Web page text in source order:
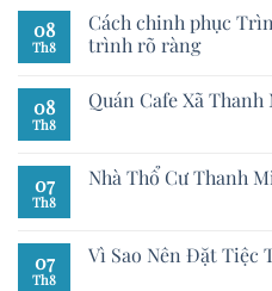
08
Th8
Cách chinh phục
trình rõ ràng
08
Th8
Quán Cafe Xã
07
Th8
Nhà Thổ Cư Thanh
07
Th8
Vì Sao Nên Đặt Tiệc